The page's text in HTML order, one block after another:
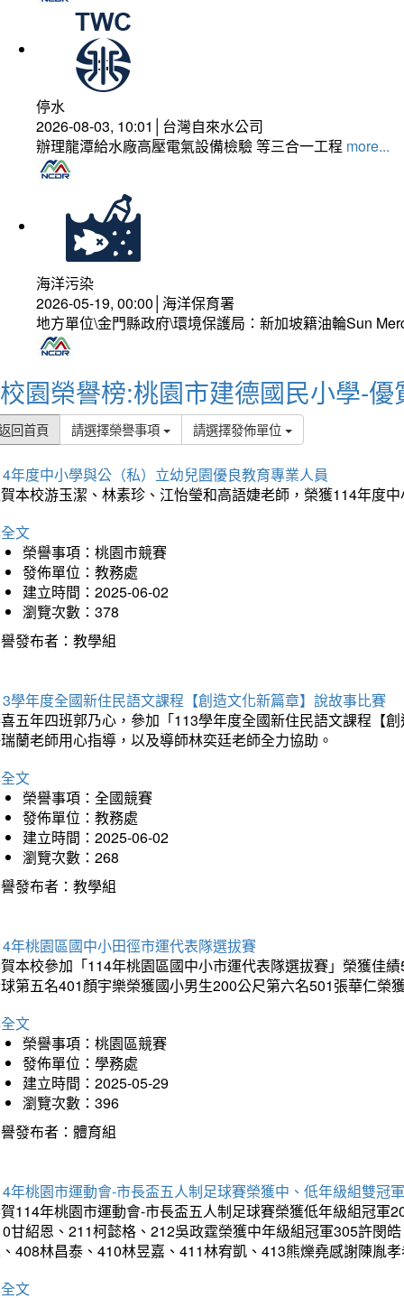
停水
2026-08-03, 10:01│台灣自來水公司
辦理龍潭給水廠高壓電氣設備檢驗 等三合一工程 more...
海洋污染
2026-05-19, 00:00│海洋保育署
地方單位\金門縣政府\環境保護局：新加坡籍油輪Sun
校園榮譽榜:桃園市建德國民小學-優
回首頁 請選擇榮譽事項 請選擇發佈單位
年度中小學與公（私）立幼兒園優良教育專業人員
本校游玉潔、林素珍、江怡瑩和高語婕老師，榮獲114年度
文
榮譽事項：桃園市競賽
發佈單位：教務處
建立時間：2025-06-02
瀏覽次數：378
發布者：教學組
學年度全國新住民語文課程【創造文化新篇章】說故事比賽
五年四班郭乃心，參加「113學年度全國新住民語文課程【
蘭老師用心指導，以及導師林奕廷老師全力協助。
文
榮譽事項：全國競賽
發佈單位：教務處
建立時間：2025-06-02
瀏覽次數：268
發布者：教學組
年桃園區國中小田徑市運代表隊選拔賽
本校參加「114年桃園區國中小市運代表隊選拔賽」榮獲佳
第五名401顏宇樂榮獲國小男生200公尺第六名501張華仁
文
榮譽事項：桃園區競賽
發佈單位：學務處
建立時間：2025-05-29
瀏覽次數：396
發布者：體育組
年桃園市運動會-市長盃五人制足球賽榮獲中、低年級組雙冠軍
114年桃園市運動會-市長盃五人制足球賽榮獲低年級組冠
甘紹恩、211柯懿格、212吳政霆榮獲中年級組冠軍305許閔
408林昌泰、410林昱嘉、411林宥凱、413熊爍堯感謝陳胤
文